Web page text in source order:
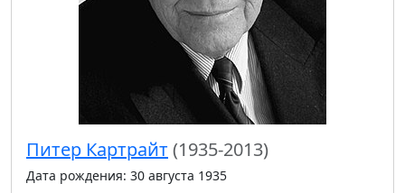
Питер Картрайт (1935-2013)
Дата рождения: 30 августа 1935